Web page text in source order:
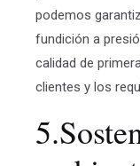
podemos
fundición a
calidad de
clientes y los